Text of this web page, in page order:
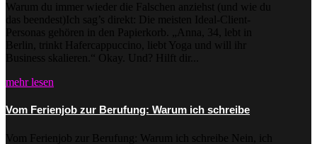
Warum du immer wieder die Falschen anziehst (und wie du
das beendest)Ich sag’s direkt: Die meisten Ideal-Client-
Personas gehören in den Papierkorb. „Anna, 34, lebt in
Berlin, trinkt Hafercappuccino, liebt Yoga und will ihr
Business skalieren.“ Okay. Und? Hilft dir...
mehr lesen
Vom Ferienjob zur Berufung: Warum ich schreibe
Vom Ferienjob zur Berufung: Warum ich schreibe Nein, ich